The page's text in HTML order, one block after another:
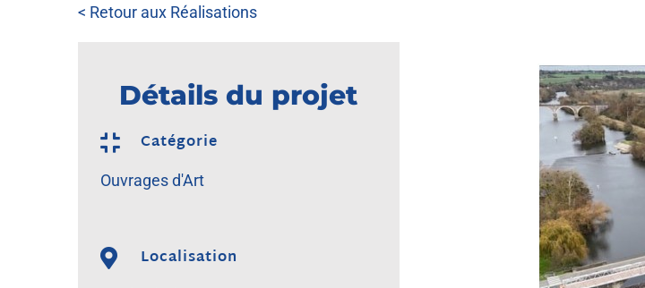
< Retour aux Réalisations
Détails du projet
Catégorie
Ouvrages d'Art
Localisation